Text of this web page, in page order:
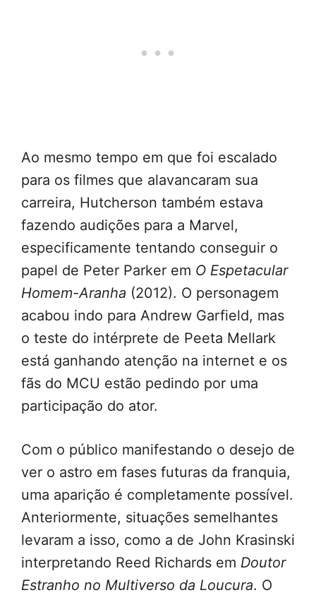
Ao mesmo tempo em que foi escalado
para os filmes que alavancaram sua
carreira, Hutcherson também estava
fazendo audições para a Marvel,
especificamente tentando conseguir o
papel de Peter Parker em O Espetacular
Homem-Aranha (2012). O personagem
acabou indo para Andrew Garfield, mas
o teste do intérprete de Peeta Mellark
está ganhando atenção na internet e os
fãs do MCU estão pedindo por uma
participação do ator.
Com o público manifestando o desejo de
ver o astro em fases futuras da franquia,
uma aparição é completamente possível.
Anteriormente, situações semelhantes
levaram a isso, como a de John Krasinski
interpretando Reed Richards em Doutor
Estranho no Multiverso da Loucura. O